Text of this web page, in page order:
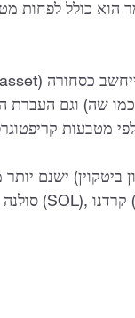
הוא כולל לפחות
(כגון ביטקוין (BTC), Ethereum (ETH),